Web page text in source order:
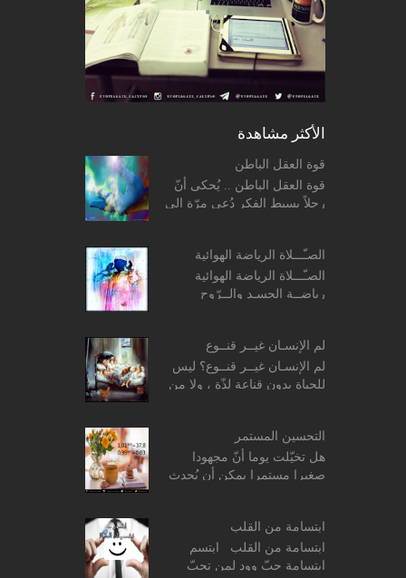
الأكثر مشاهدة
قوة العقل الباطن
قوة العقل الباطن .. يُحكى أنّ
رجلاً بسيط الفكر دُعي مرّة إلى
الرّجل بتنا...
الصـّـــلاة الرياضة الهوائية
الصـّـــلاة الرياضة الهوائية
رياضــة الجسـد والــرّوح
الصلاة. ...
لم الإنسـان غيــر قنــوع
لم الإنسـان غيــر قنــوع؟ ليس
للحياة بدون قناعة لذّة ، ولا من
الجّشع طب...
التحسين المستمر
هل تخيّلت يوما أنّ مجهودا
صغيرا مستمرا يمكن أن يُحدث
البسيطة التالي...
ابتسامة من القلب
ابتسامة من القلب ابتسم
ابتسامة حبّ وود لمن تحبّ